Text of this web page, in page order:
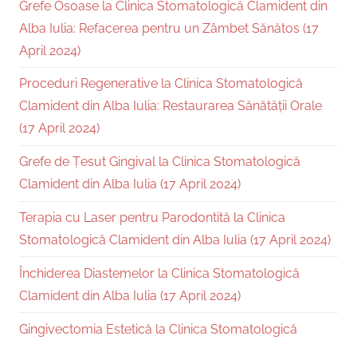
Grefe Osoase la Clinica Stomatologică Clamident din
Alba Iulia: Refacerea pentru un Zâmbet Sănătos (17
April 2024)
Proceduri Regenerative la Clinica Stomatologică
Clamident din Alba Iulia: Restaurarea Sănătății Orale
(17 April 2024)
Grefe de Țesut Gingival la Clinica Stomatologică
Clamident din Alba Iulia (17 April 2024)
Terapia cu Laser pentru Parodontită la Clinica
Stomatologică Clamident din Alba Iulia (17 April 2024)
Închiderea Diastemelor la Clinica Stomatologică
Clamident din Alba Iulia (17 April 2024)
Gingivectomia Estetică la Clinica Stomatologică